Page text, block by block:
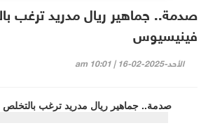
صدمة.. جماهير ريال مدريد ترغب
فينيسيوس
الأحد-2025-02-16 | 10:01 am